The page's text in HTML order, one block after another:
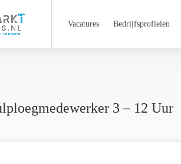
Vacatures Bedrijfsprofielen
3 – 12 Uur